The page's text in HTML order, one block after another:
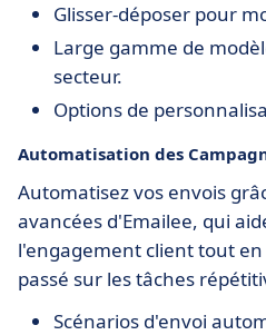
Glisser-déposer pour
Large gamme de
secteur.
Options de
Automatisation des
Automatisez vos envois
avancées d'Emailee, qui
l'engagement client tout
passé sur les tâches
Scénarios d'envoi